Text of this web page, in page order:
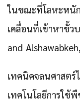
ในขณะที่โลหะหนั
เคลื่อนที่เข้าหาขั้
and
เทคนิคจลนศาสตร์
เทคโนโลยีการใช้พื